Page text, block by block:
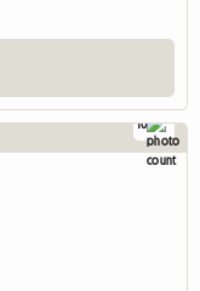
10